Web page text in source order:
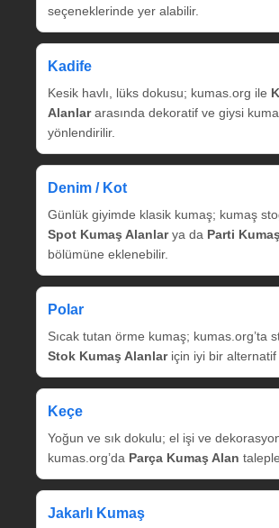
seçeneklerinde yer alabilir.
Kadife
Kesik havlı, lüks dokusu; kumas.org ile
Alanlararasında dekoratif ve giysi
yönlendirilir.
Denim / Kot
Günlük giyimde klasik kumaş; kumaş
Spot Kumaş Alanlarya da Parti
bölümüne eklenebilir.
Polar
Sıcak tutan örme kumaş; kumas.org’ta
Stok Kumaş Alanlariçin iyi bir alternatif
Keçe
Yoğun ve sık dokulu; el işi ve
kumas.org’da Parça Kumaş Alan
Jakarlı Kumaş